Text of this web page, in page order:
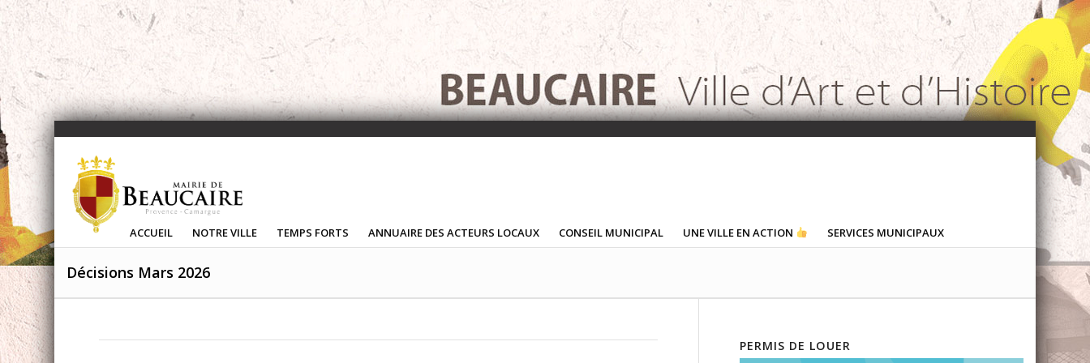
ACCUEIL NOTRE VILLE TEMPS FORTS ANNUAIRE DES ACTEURS LOCAUX CONSEIL MUNICIPAL UNE VILLE EN ACTION SERVICES MUNICIPAUX
Décisions Mars 2026
PERMIS DE LOUER